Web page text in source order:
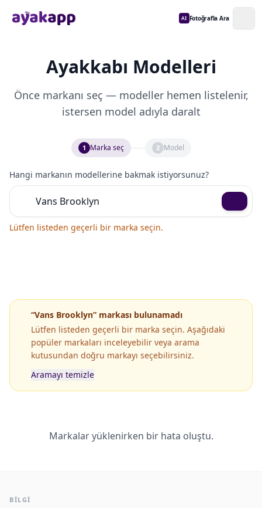
AI Fotoğrafla Ara
Ayakkabı Modelleri
Önce markanı seç — modeller hemen listelenir,
istersen model adıyla daralt
1 Marka seç 2 Model
Hangi markanın modellerine bakmak istiyorsunuz?
Lütfen listeden geçerli bir marka seçin.
“Vans Brooklyn” markası bulunamadı
Lütfen listeden geçerli bir marka seçin. Aşağıdaki
popüler markaları inceleyebilir veya arama
kutusundan doğru markayı seçebilirsiniz.
Aramayı temizle
Markalar yüklenirken bir hata oluştu.
BILGI